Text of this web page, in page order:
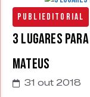
Publieditorial
3 Lugares
Mateus
31 out 2018